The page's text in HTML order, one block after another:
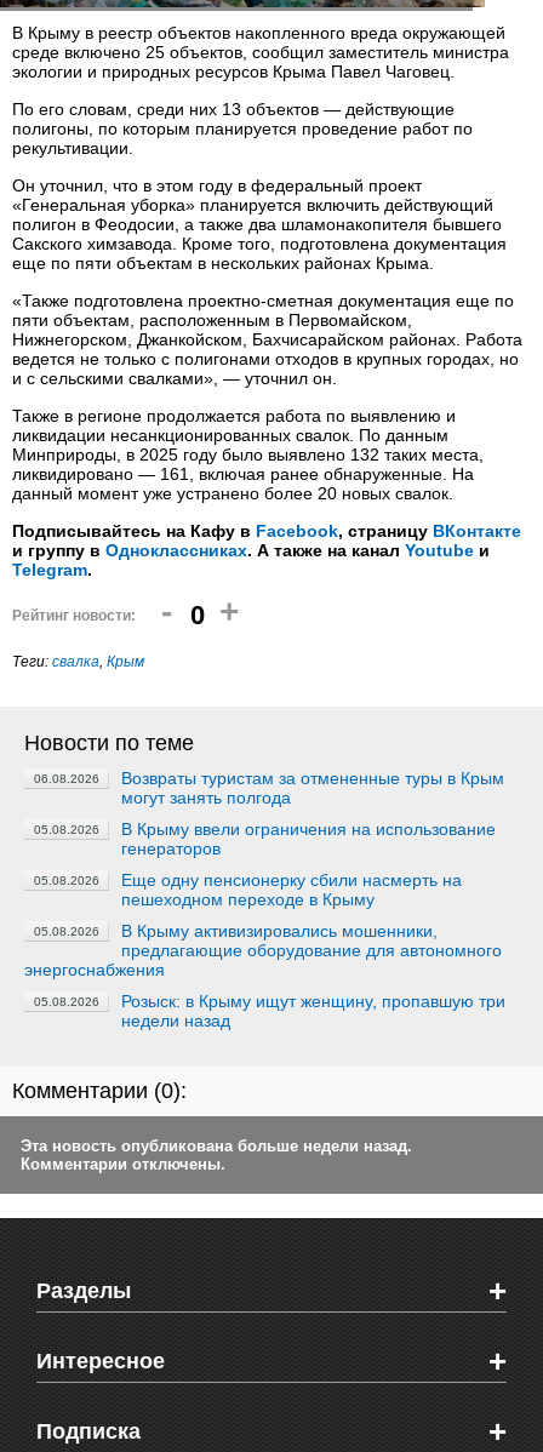
В Крыму в реестр объектов накопленного вреда окружающей
среде включено 25 объектов, сообщил заместитель министра
экологии и природных ресурсов Крыма Павел Чаговец.
По его словам, среди них 13 объектов — действующие
полигоны, по которым планируется проведение работ по
рекультивации.
Он уточнил, что в этом году в федеральный проект
«Генеральная уборка» планируется включить действующий
полигон в Феодосии, а также два шламонакопителя бывшего
Сакского химзавода. Кроме того, подготовлена документация
еще по пяти объектам в нескольких районах Крыма.
«Также подготовлена проектно-сметная документация еще по
пяти объектам, расположенным в Первомайском,
Нижнегорском, Джанкойском, Бахчисарайском районах. Работа
ведется не только с полигонами отходов в крупных городах, но
и с сельскими свалками», — уточнил он.
Также в регионе продолжается работа по выявлению и
ликвидации несанкционированных свалок. По данным
Минприроды, в 2025 году было выявлено 132 таких места,
ликвидировано — 161, включая ранее обнаруженные. На
данный момент уже устранено более 20 новых свалок.
Подписывайтесь на Кафу в Facebook, страницу ВКонтакте
и группу в Одноклассниках. А также на канал Youtube и
Telegram.
Рейтинг новости: - 0 +
Теги: свалка, Крым
Новости по теме
06.08.2026
Возвраты туристам за отмененные туры в Крым
могут занять полгода
05.08.2026
В Крыму ввели ограничения на использование
генераторов
05.08.2026
Еще одну пенсионерку сбили насмерть на
пешеходном переходе в Крыму
05.08.2026
В Крыму активизировались мошенники,
предлагающие оборудование для автономного
энергоснабжения
05.08.2026
Розыск: в Крыму ищут женщину, пропавшую три
недели назад
Комментарии (0):
Эта новость опубликована больше недели назад.
Комментарии отключены.
Разделы +
Новости Феодосии
Новости Крыма
Мировые новости
Объявления
Интересное +
Видео о Феодосии
Веб-камеры Феодосии
Подписка +